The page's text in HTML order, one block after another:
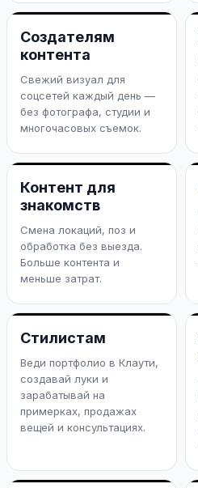
Создателям
контента
Свежий визуал для
соцсетей каждый день —
без фотографа, студии и
многочасовых съемок.
Контент для
знакомств
Смена локаций, поз и
обработка без выезда.
Больше контента и
меньше затрат.
Стилистам
Веди портфолио в Клаути,
создавай луки и
зарабатывай на
примерках, продажах
вещей и консультациях.